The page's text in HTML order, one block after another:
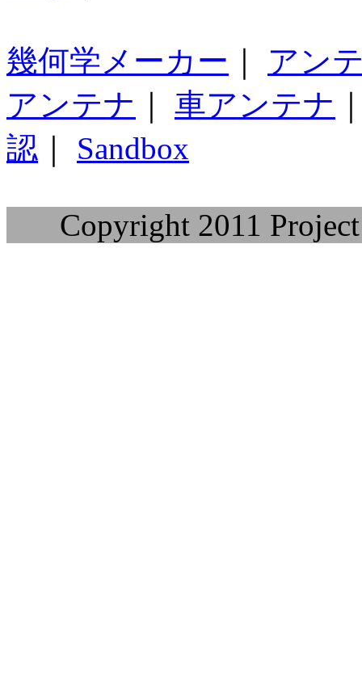
幾何学メーカー
アン
アンテナ
車アンテナ
認
Sandbox
Copyright 2011